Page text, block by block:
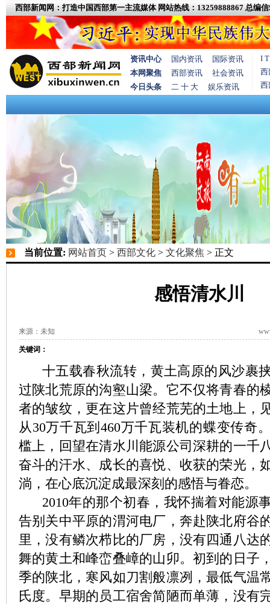
西部新闻网：打造中国西部第一主流媒体 网站热线：13259888867 总编信
资讯中心 国内资讯
国际资讯
本网聚焦
西部资讯
社会资讯
今日头条
二 十 大 娱乐资讯
I
西
西
当前位置: 网站首页 > 西部文化 > 文化聚焦 > 正文
感悟清水川
来源：未知
关键词：
十五载春秋流转，黄土高原的风沙裹
过陕北荒原的沟壑山梁。它不仅将青春的
者的皱纹，更在这片曾经荒芜的土地上，
从30万千瓦到460万千瓦装机的蝶变传奇
槛上，回望在清水川能源公司深耕的一千
奋斗的汗水、成长的喜悦、收获的荣光，
淌，在心底沉淀成最深刻的感悟与眷恋。
2010年的那个初春，我怀揣着对能源
告别关中平原的渭河电厂，奔赴陕北府谷
里，没有鳞次栉比的厂房，没有四通八达
舞的黄土和峰峦叠嶂的山卯。初到的日子
季的陕北，寒风如刀割般凛冽，最低气温
氏度。早期的员工宿舍简陋而单薄，没有